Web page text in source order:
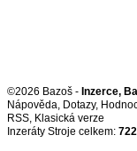
©2026 Bazoš - Inzerce,
Nápověda, Dotazy,
RSS,
Inzeráty Stroje celkem: